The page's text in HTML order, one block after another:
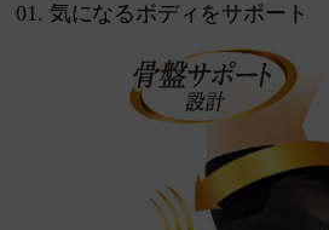
01. 気になるボディをサポート